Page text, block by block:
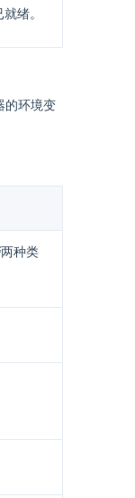
绪。
的环境变
两种类